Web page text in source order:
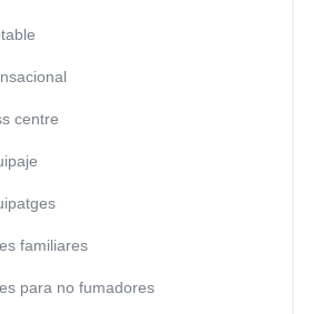
centre
familiares
para no fumadores